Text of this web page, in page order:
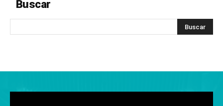
Buscar